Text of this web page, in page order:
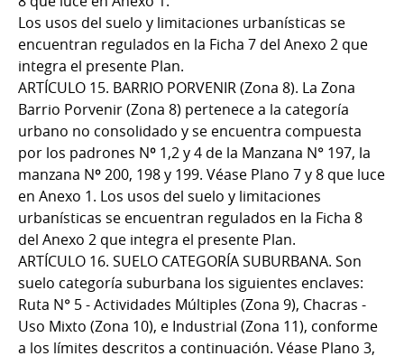
Los usos del suelo y limitaciones urbanísticas se
encuentran regulados en la Ficha 7 del Anexo 2 que
integra el presente Plan.
ARTÍCULO 15. BARRIO PORVENIR (Zona 8). La Zona
Barrio Porvenir (Zona 8) pertenece a la categoría
urbano no consolidado y se encuentra compuesta
por los padrones Nº 1,2 y 4 de la Manzana N° 197, la
manzana Nº 200, 198 y 199. Véase Plano 7 y 8 que luce
en Anexo 1. Los usos del suelo y limitaciones
urbanísticas se encuentran regulados en la Ficha 8
del Anexo 2 que integra el presente Plan.
ARTÍCULO 16. SUELO CATEGORÍA SUBURBANA. Son
suelo categoría suburbana los siguientes enclaves:
Ruta N° 5 - Actividades Múltiples (Zona 9), Chacras -
Uso Mixto (Zona 10), e Industrial (Zona 11), conforme
a los límites descritos a continuación. Véase Plano 3,